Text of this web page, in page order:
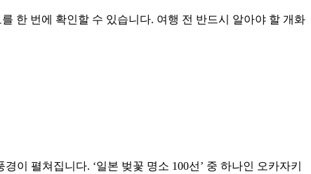
한 번에 확인할 수 있습니다. 여행 전 반드시 알아야 할 개화
이 펼쳐집니다. ‘일본 벚꽃 명소 100선’ 중 하나인 오카자키